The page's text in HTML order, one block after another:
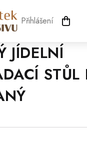
Přihlášení
JÍDELNÍ
STŮL